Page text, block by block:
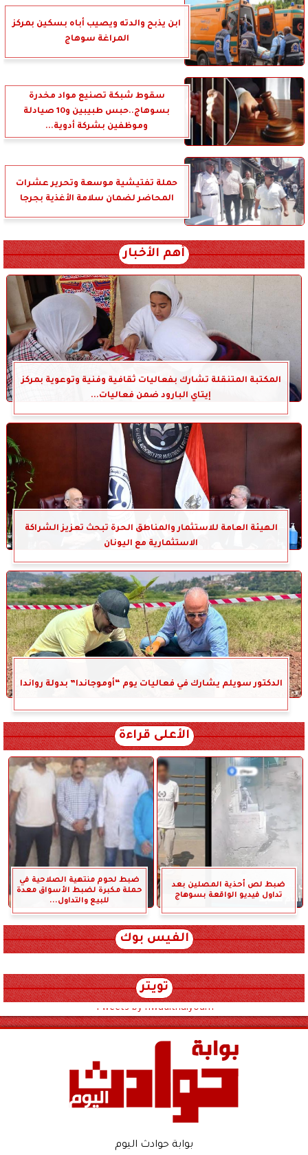
ابن يذبح والدته ويصيب أباه بسكين بمركز
المراغة سوهاج
سقوط شبكة تصنيع مواد مخدرة
بسوهاج..حبس طبيبين و10 صيادلة
وموظفين بشركة أدوية...
حملة تفتيشية موسعة وتحرير عشرات
المحاضر لضمان سلامة الأغذية بجرجا
أهم الأخبار
المكتبة المتنقلة تشارك بفعاليات ثقافية وفنية وتوعوية بمركز
إيتاي البارود ضمن فعاليات...
الهيئة العامة للاستثمار والمناطق الحرة تبحث تعزيز الشراكة
الاستثمارية مع اليونان
الدكتور سويلم يشارك في فعاليات يوم “أوموجاندا” بدولة رواندا
الأعلى قراءة
ضبط لص أحذية المصلين بعد
تداول فيديو الواقعة بسوهاج
ضبط لحوم منتهية الصلاحية في
حملة مكبرة لضبط الأسواق معدة
للبيع والتداول...
الفيس بوك
تويتر
Tweets by hwadithalyoum
بوابة حوادث اليوم